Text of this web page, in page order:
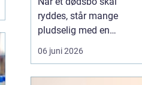
ryddes, står mange
pludselig med en
praktisk og
følelsesmæssig opgave
06 juni 2026